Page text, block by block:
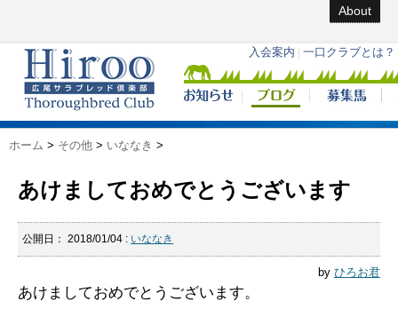
About
ホーム > その他 > いななき >
あけましておめでとうございます
公開日： 2018/01/04 : いななき
by ひろお君
あけましておめでとうございます。